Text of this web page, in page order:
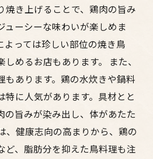
焼き上げることで、鶏肉の旨み
ューシーな味わいが楽しめま
よっては珍しい部位の焼き鳥
めるお店もあります。 また、
もあります。鶏の水炊きや鍋料
特に人気があります。具材とと
の旨みが染み出し、体があたた
、健康志向の高まりから、鶏の
ど、脂肪分を抑えた鳥料理も注